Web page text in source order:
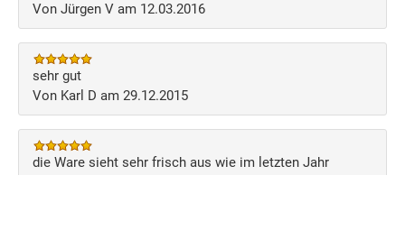
Von Jürgen V am 12.03.2016
sehr gut
Von Karl D am 29.12.2015
die Ware sieht sehr frisch aus wie im letzten Jahr